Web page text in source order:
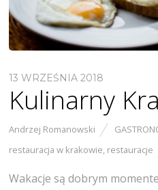
13 WRZEŚNIA 2018
Kulinarny
Andrzej Romanowski
restauracja w krakowie, restauracje
Wakacje są dobrym